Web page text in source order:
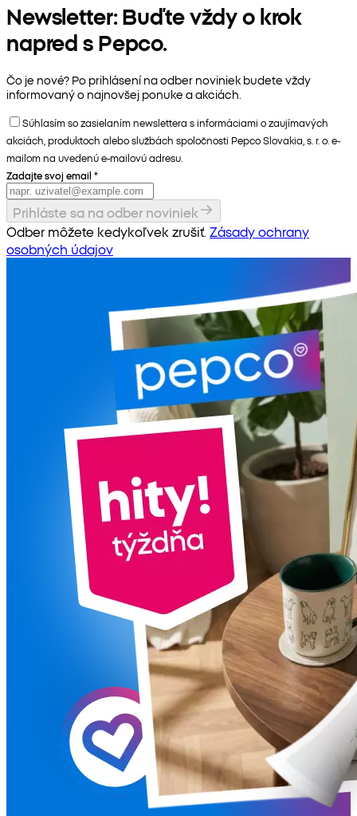
Newsletter: Buďte vždy o krok
napred s Pepco.
Čo je nové? Po prihlásení na odber noviniek budete vždy
informovaný o najnovšej ponuke a akciách.
Súhlasím so zasielaním newslettera s informáciami o zaujímavých
akciách, produktoch alebo službách spoločnosti Pepco Slovakia, s. r. o. e-
mailom na uvedenú e-mailovú adresu.
Zadajte svoj email *
Prihláste sa na odber noviniek
Odber môžete kedykoľvek zrušiť. Zásady ochrany
osobných údajov